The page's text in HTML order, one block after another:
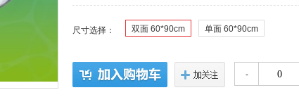
尺寸选择： 双面 60*90cm 单面 60*90cm
-